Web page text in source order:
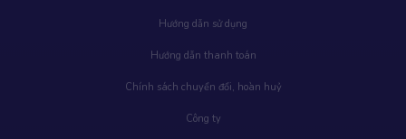
Hướng dẫn sử dụng
Hướng dẫn thanh toán
Chính sách chuyển đổi, hoàn huỷ
Công ty